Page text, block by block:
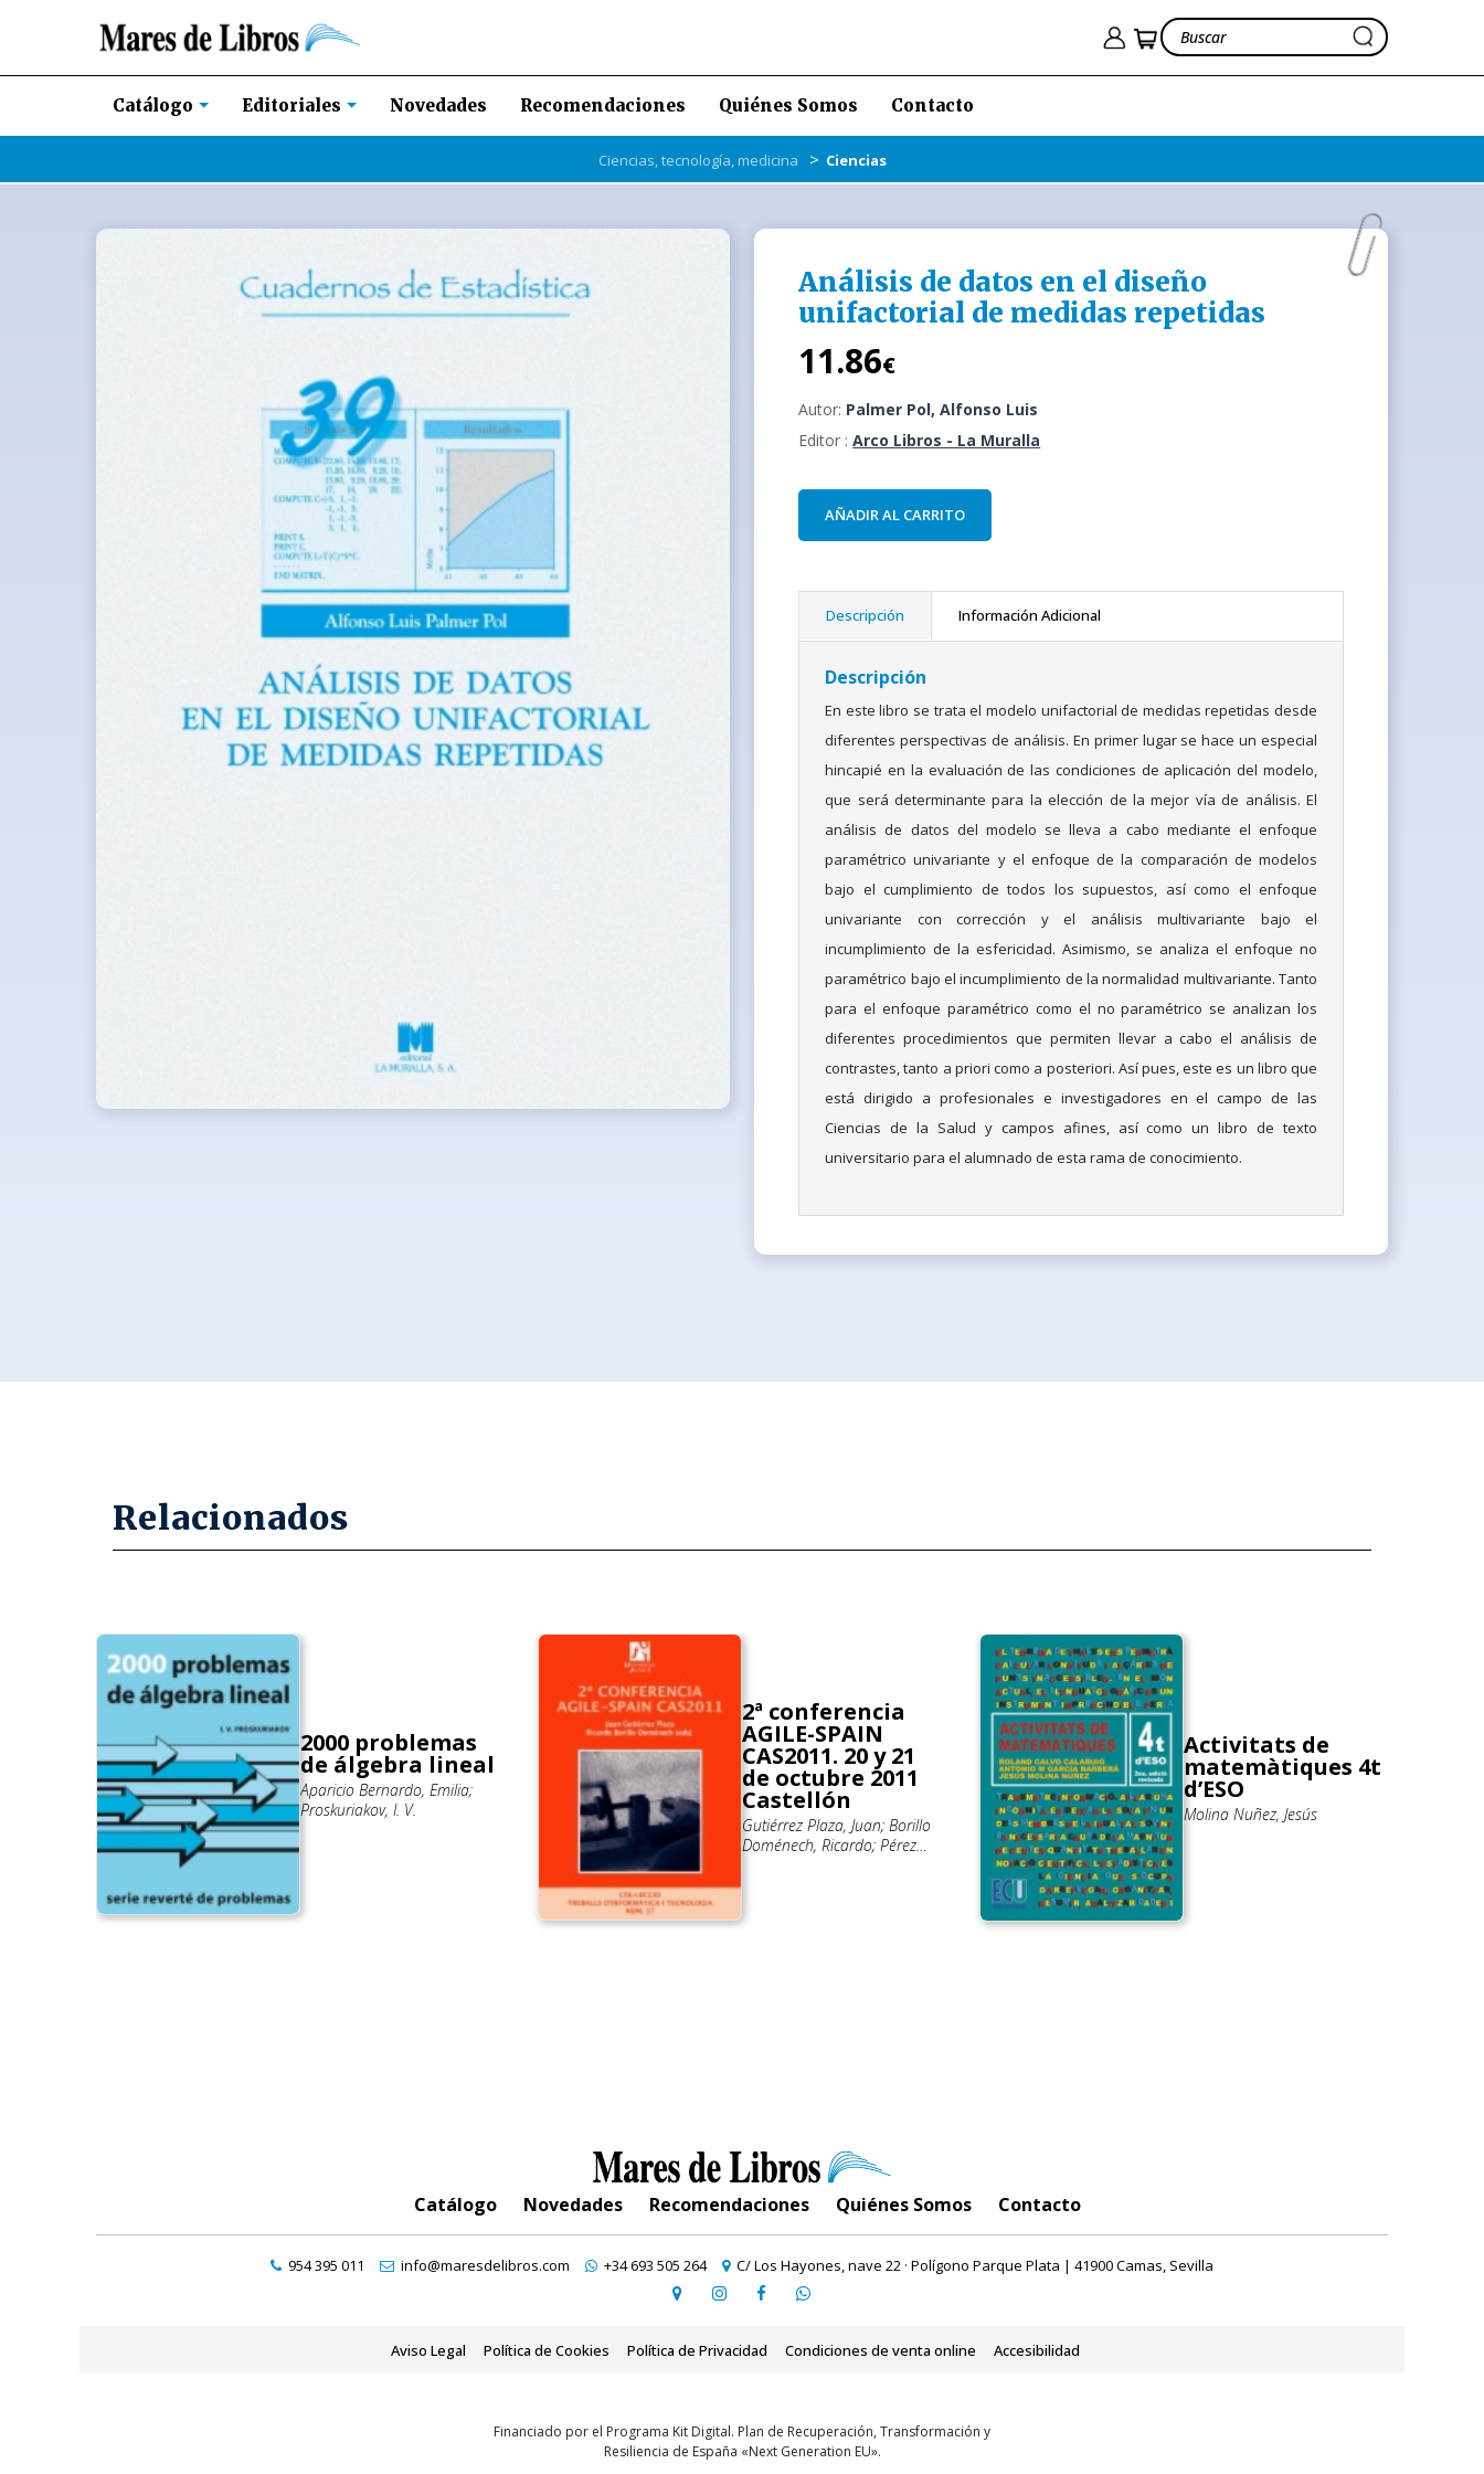
Catálogo Editoriales Novedades Recomendaciones Quiénes Somos Contacto
Ciencias, tecnología, medicina > Ciencias
Análisis de datos en el diseño
unifactorial de medidas repetidas
11.86€
Autor: Palmer Pol, Alfonso Luis
Editor :Arco Libros - La Muralla
AÑADIR AL CARRITO
Descripción Información Adicional
Descripción
En este libro se trata el modelo unifactorial de medidas repetidas desde
diferentes perspectivas de análisis. En primer lugar se hace un especial
hincapié en la evaluación de las condiciones de aplicación del modelo,
que será determinante para la elección de la mejor vía de análisis. El
análisis de datos del modelo se lleva a cabo mediante el enfoque
paramétrico univariante y el enfoque de la comparación de modelos
bajo el cumplimiento de todos los supuestos, así como el enfoque
univariante con corrección y el análisis multivariante bajo el
incumplimiento de la esfericidad. Asimismo, se analiza el enfoque no
paramétrico bajo el incumplimiento de la normalidad multivariante. Tanto
para el enfoque paramétrico como el no paramétrico se analizan los
diferentes procedimientos que permiten llevar a cabo el análisis de
contrastes, tanto a priori como a posteriori. Así pues, este es un libro que
está dirigido a profesionales e investigadores en el campo de las
Ciencias de la Salud y campos afines, así como un libro de texto
universitario para el alumnado de esta rama de conocimiento.
Relacionados
2000 problemas
de álgebra lineal
Aparicio Bernardo, Emilia;
Proskuriakov, I. V.
2ª conferencia
AGILE-SPAIN
CAS2011. 20 y 21
de octubre 2011
Castellón
Gutiérrez Plaza, Juan; Borillo
Doménech, Ricardo; Pérez
Activitats de
matemàtiques 4t
d’ESO
Molina Nuñez, Jesús
Catálogo Novedades Recomendaciones Quiénes Somos Contacto
954 395 011 info@maresdelibros.com +34 693 505 264 C/ Los Hayones, nave 22 · Polígono Parque Plata | 41900 Camas, Sevilla
Aviso Legal Política de Cookies Política de Privacidad Condiciones de venta online Accesibilidad
Financiado por el Programa Kit Digital. Plan de Recuperación, Transformación y
Resiliencia de España «Next Generation EU».